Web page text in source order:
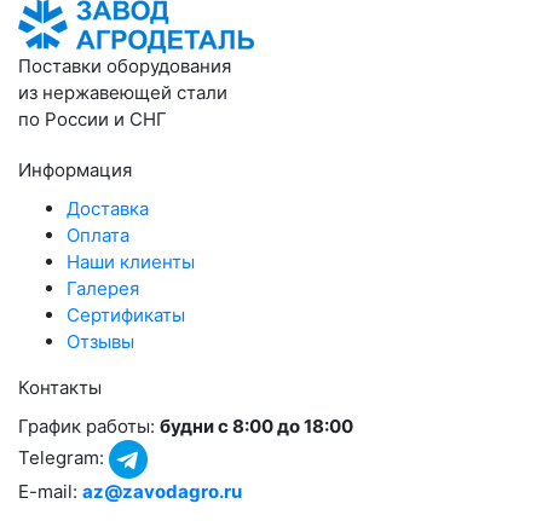
Поставки оборудования
из нержавеющей стали
по России и СНГ
Информация
Доставка
Оплата
Наши клиенты
Галерея
Сертификаты
Отзывы
Контакты
График работы: будни с 8:00 до 18:00
Telegram:
E-mail: az@zavodagro.ru